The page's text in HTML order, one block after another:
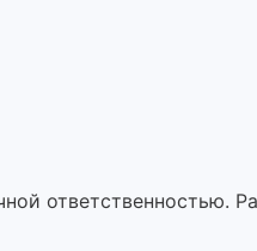
ответственностью.